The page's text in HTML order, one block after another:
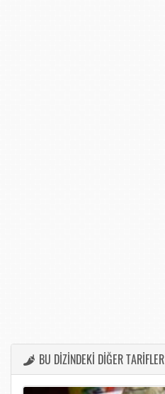
BU DİZİNDEKİ DİĞER TARİFLER